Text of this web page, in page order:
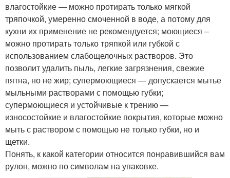
влагостойкие — можно протирать только мягкой
тряпочкой, умеренно смоченной в воде, а потому для
кухни их применение не рекомендуется; моющиеся –
можно протирать только тряпкой или губкой с
использованием слабощелочных растворов. Это
позволит удалить пыль, легкие загрязнения, свежие
пятна, но не жир; супермоющиеся — допускается мытье
мыльными растворами с помощью губки;
супермоющиеся и устойчивые к трению —
износостойкие и влагостойкие покрытия, которые можно
мыть с раствором с помощью не только губки, но и
щетки.
Понять, к какой категории относится понравившийся вам
рулон, можно по символам на упаковке.